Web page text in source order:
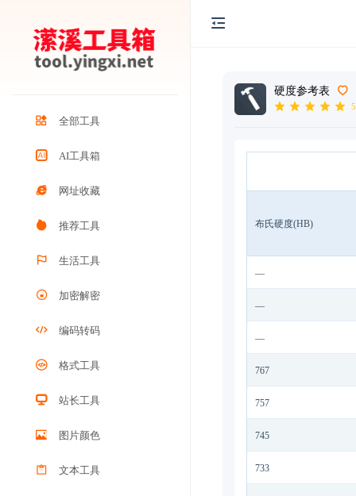
全部工具
AI工具箱
网址收藏
推荐工具
生活工具
加密解密
编码转码
格式工具
站长工具
图片颜色
文本工具
硬度参考表
5
布氏硬度(HB)
—
—
—
767
757
745
733